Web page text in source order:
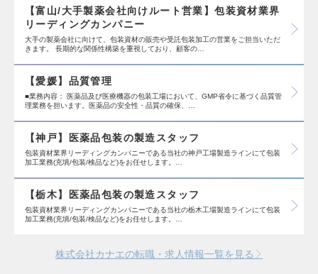
【富山/大手製薬会社向けルート営業】包装資材業界
リーディングカンパニー
大手の製薬会社に向けて、包装資材の販売や受託包装加工の営業をご担当いただ
きます。 長期的な関係性構築を重視しており、顧客の…
【愛媛】品質管理
■業務内容： 医薬品及び医療機器の包装工場において、GMP省令に基づく品質管
理業務を担います。医薬品の安全性・品質の確保、…
【神戸】医薬品包装の製造スタッフ
包装資材業界リーディングカンパニーである当社の神戸工場製造ラインにて包装
加工業務(充填/包装/検品など)をお任せします。…
【栃木】医薬品包装の製造スタッフ
包装資材業界リーディングカンパニーである当社の栃木工場製造ラインにて包装
加工業務(充填/包装/検品など)をお任せします。…
株式会社カナエの転職・求人情報一覧を見る